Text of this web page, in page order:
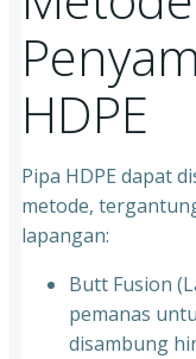
HDPE
Pipa HDPE dapat
metode,
lapangan:
Butt Fusion
pemanas
disambung